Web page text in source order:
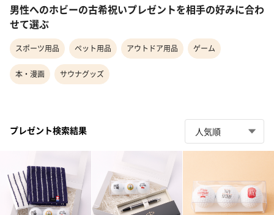
男性へのホビーの古希祝いプレゼントを相手の好みに合わ
せて選ぶ
スポーツ用品 ペット用品 アウトドア用品 ゲーム
本・漫画 サウナグッズ
プレゼント検索結果